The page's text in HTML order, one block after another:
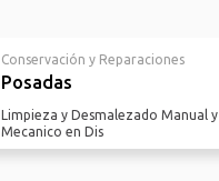
Conservación y Reparaciones
Posadas
Limpieza y Desmalezado Manual y
Mecanico en Dis